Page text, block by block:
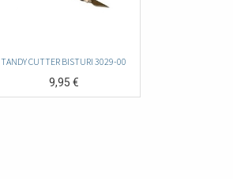
TANDY CUTTER BISTURI 3029-00
9,95€